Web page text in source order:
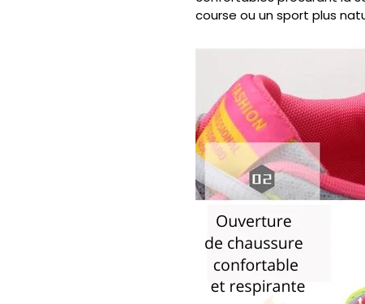
course ou un sport plus